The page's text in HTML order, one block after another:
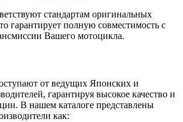
стандартам оригинальных
гарантирует полную совместимость с
Вашего мотоцикла.
от ведущих Японских и
гарантируя высокое качество и
В нашем каталоге представлены
как: